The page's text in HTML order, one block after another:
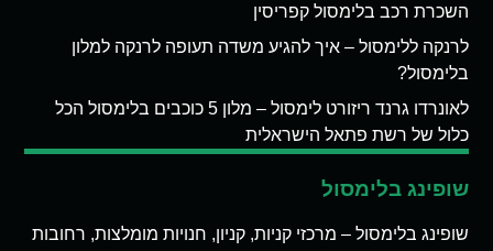
השכרת רכב בלימסול קפריסין
לרנקה ללימסול – איך להגיע משדה תעופה לרנקה למלון
בלימסול?
לאונרדו גרנד ריזורט לימסול – מלון 5 כוכבים בלימסול הכל
כלול של רשת פתאל הישראלית
שופינג בלימסול
שופינג בלימסול – מרכזי קניות, קניון, חנויות מומלצות, רחובות